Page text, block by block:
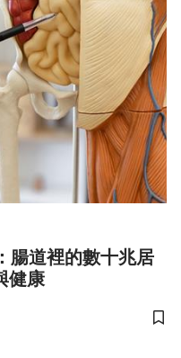
腸道裡的數十兆居
健康
儲